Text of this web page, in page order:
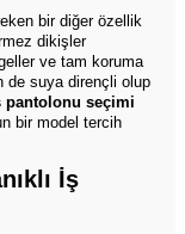
bir diğer özellik
dikişler
ve tam koruma
de suya dirençli olup
pantolonu seçimi
bir model tercih
İş